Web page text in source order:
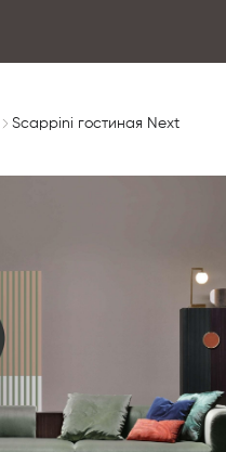
Scappini гостиная Next